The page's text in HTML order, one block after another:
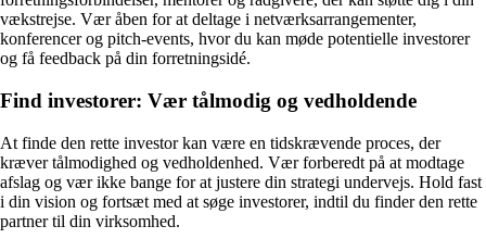
vækstrejse. Vær åben for at deltage i netværksarrangementer,
konferencer og pitch-events, hvor du kan møde potentielle investorer
og få feedback på din forretningsidé.
Find investorer: Vær tålmodig og vedholdende
At finde den rette investor kan være en tidskrævende proces, der
kræver tålmodighed og vedholdenhed. Vær forberedt på at modtage
afslag og vær ikke bange for at justere din strategi undervejs. Hold fast
i din vision og fortsæt med at søge investorer, indtil du finder den rette
partner til din virksomhed.